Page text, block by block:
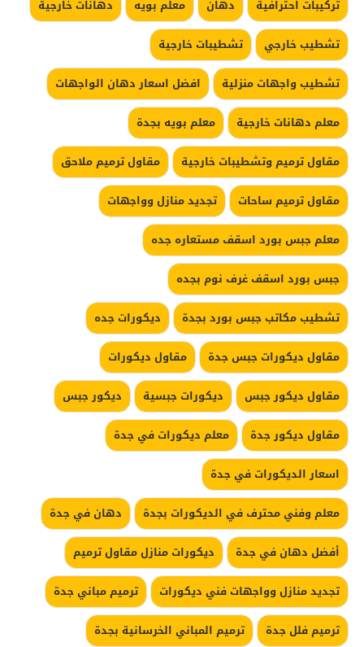
تركيبات احترافية
دهان معلم بويه
دهانات خارجية
تشطيب خارجي
تشطيبات خارجية
تشطيب واجهات منزلية
افضل اسعار دهان الواجهات
معلم دهانات خارجية
معلم بويه بجدة
مقاول ترميم وتشطيبات خارجية
مقاول ترميم ملاحق
مقاول ترميم ساحات
تجديد منازل وواجهات
معلم جبس بورد اسقف مستعاره جده
جبس بورد اسقف غرف نوم بجده
تشطيب مكاتب جبس بورد بجدة
ديكورات جده
مقاول ديكورات جبس جدة
مقاول ديكورات
مقاول ديكور جبس
ديكورات جبسية
ديكور جبس
مقاول ديكور جدة
معلم ديكورات في جدة
اسعار الديكورات في جدة
معلم وفني محترف في الديكورات بجدة
دهان في جدة
أفضل دهان في جدة
ديكورات منازل مقاول ترميم
تجديد منازل وواجهات فني ديكورات
ترميم مباني جدة
ترميم فلل جدة
ترميم المباني الخرسانية بجدة